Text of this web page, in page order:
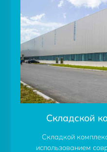
Складской
Складкой
использованием